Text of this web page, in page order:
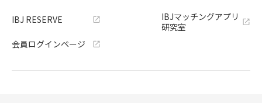
IBJ RESERVE
会員ログインページ
IBJマッチングアプリ
研究室